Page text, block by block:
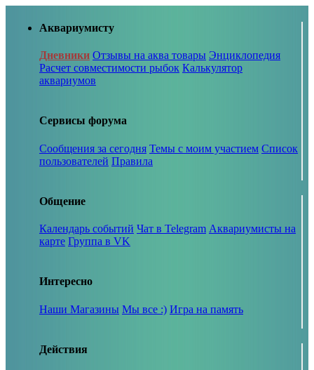
Аквариумисту
Дневники Отзывы на аква товары Энциклопедия
Расчет совместимости рыбок Калькулятор
аквариумов
Сервисы форума
Сообщения за сегодня Темы с моим участием Список
пользователей Правила
Общение
Календарь событий Чат в Telegram Аквариумисты на
карте Группа в VK
Интересно
Наши Магазины Мы все :) Игра на память
Действия